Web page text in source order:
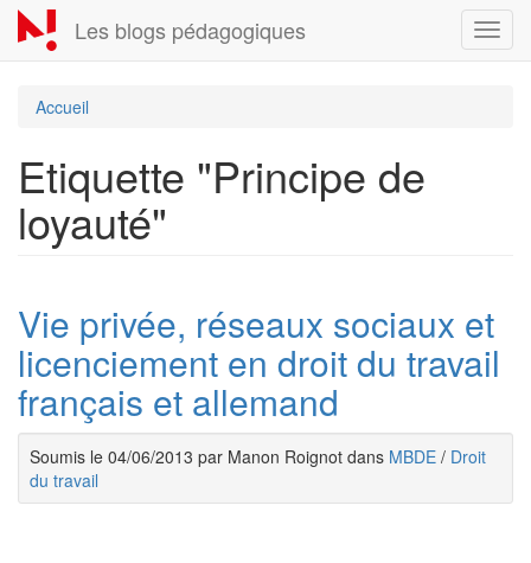
Aller
au
contenu
Les blogs pédagogiques
Accueil
Etiquette "Principe de
loyauté"
Vie privée, réseaux sociaux et
licenciement en droit du travail
français et allemand
Soumis le 04/06/2013 par Manon Roignot dans MBDE / Droit
du travail